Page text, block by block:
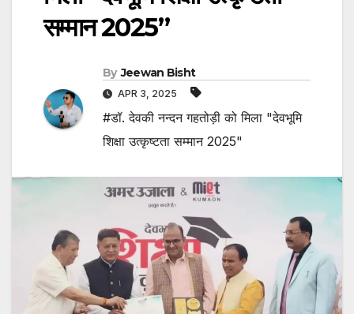
सम्मान 2025”
By Jeewan Bisht
APR 3, 2025
#डॉ. देवकी नन्दन गहतोड़ी को मिला "देवभूमि
शिक्षा उत्कृष्टता सम्मान 2025"